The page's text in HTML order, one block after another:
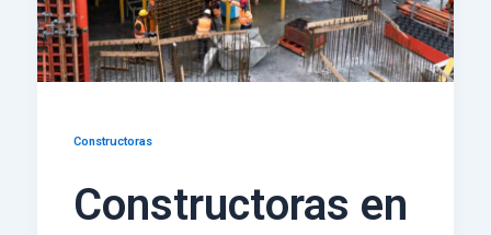
Constructoras
Constructoras en